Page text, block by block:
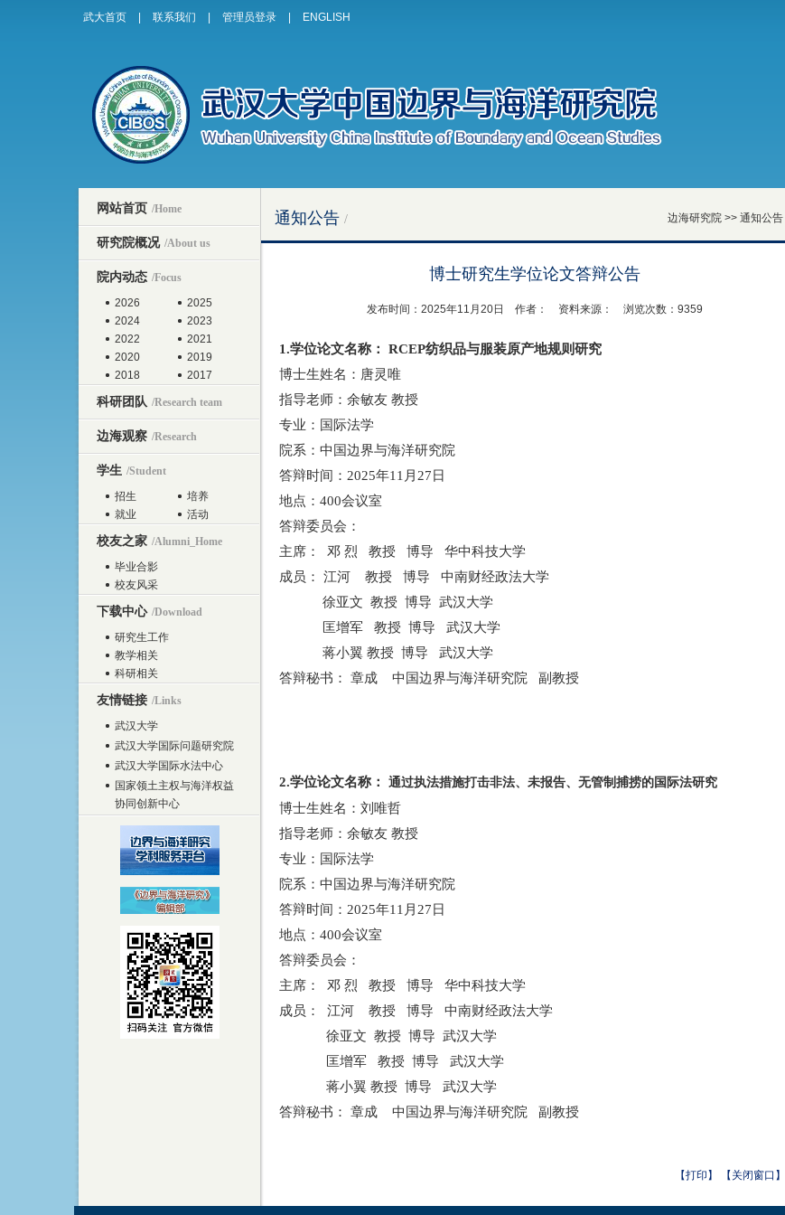
武大首页 联系我们 管理员登录 ENGLISH
网站首页 /Home
研究院概况 /About us
院内动态 /Focus
2026
2025
2024
2023
2022
2021
2020
2019
2018
2017
科研团队 /Research team
边海观察 /Research
学生 /Student
招生
培养
就业
活动
校友之家 /Alumni_Home
毕业合影
校友风采
下载中心 /Download
研究生工作
教学相关
科研相关
友情链接 /Links
武汉大学
武汉大学国际问题研究院
武汉大学国际水法中心
国家领土主权与海洋权益
协同创新中心
边海研究院 >> 通知公告
通知公告 /
博士研究生学位论文答辩公告
发布时间：2025年11月20日 作者： 资料来源： 浏览次数：9359
1.学位论文名称： RCEP纺织品与服装原产地规则研究
博士生姓名：唐灵唯
指导老师：余敏友 教授
专业：国际法学
院系：中国边界与海洋研究院
答辩时间： 2025年11 月 27日
地点： 400会议室
答辩委员会：
主席：
邓 烈 教授 博导 华中科技大学
成员：
江河 教授 博导
中南财经政法大学
徐亚文 教授 博导 武汉大学
匡增军 教授 博导 武汉大学
蒋小翼 教授 博导
武汉大学
答辩秘书：
章成 中国边界与海洋研究院 副教授
2.学位论文名称： 通过执法措施打击非法、未报告、无管制捕捞的国际法研究
博士生姓名：刘唯哲
指导老师：余敏友 教授
专业：国际法学
院系：中国边界与海洋研究院
答辩时间： 2025年11 月 27日
地点： 400会议室
答辩委员会：
主席：
邓 烈 教授 博导 华中科技大学
成员：
江河 教授 博导
中南财经政法大学
徐亚文 教授 博导 武汉大学
匡增军 教授 博导 武汉大学
蒋小翼 教授 博导 武汉大学
答辩秘书：
章成 中国边界与海洋研究院 副教授
【打印】 【关闭窗口】